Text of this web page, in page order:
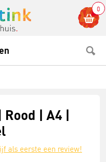
0
| A4 |
als eerste een review!